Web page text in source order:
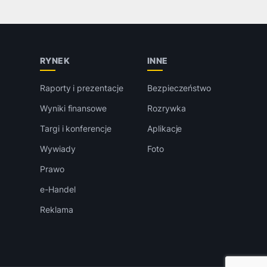
RYNEK
Raporty i prezentacje
Wyniki finansowe
Targi i konferencje
Wywiady
Prawo
e-Handel
Reklama
INNE
Bezpieczeństwo
Rozrywka
Aplikacje
Foto